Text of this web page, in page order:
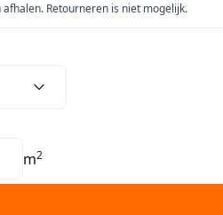
afhalen. Retourneren is niet mogelijk.
m2